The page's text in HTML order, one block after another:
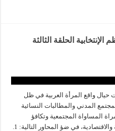
الحلقة الثالثة
واقع المرأة العربية في ظل
المدني والمطالبات النسائية
المساواة المجتمعية وتكافؤ
الفرص على صعيد مشاركتها السياسية والاقتصادية، في ضؤ المحاور التالية: 1.